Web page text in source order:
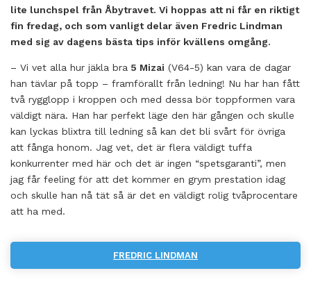
lite lunchspel från Åbytravet. Vi hoppas att ni får en riktigt
fin fredag, och som vanligt delar även Fredric Lindman
med sig av dagens bästa tips inför kvällens omgång.
– Vi vet alla hur jäkla bra 5 Mizai (V64-5) kan vara de dagar
han tävlar på topp – framförallt från ledning! Nu har han fått
två rygglopp i kroppen och med dessa bör toppformen vara
väldigt nära. Han har perfekt läge den här gången och skulle
kan lyckas blixtra till ledning så kan det bli svårt för övriga
att fånga honom. Jag vet, det är flera väldigt tuffa
konkurrenter med här och det är ingen “spetsgaranti”, men
jag får feeling för att det kommer en grym prestation idag
och skulle han nå tät så är det en väldigt rolig tvåprocentare
att ha med.
FREDRIC LINDMAN